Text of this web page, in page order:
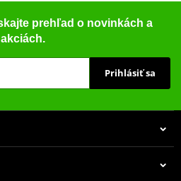
prehľad o novinkách a
akciách.
Prihlásiť sa